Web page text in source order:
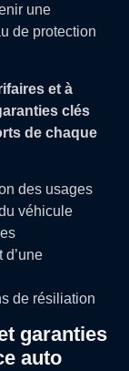
une
de protection
et à
clés
de chaque
des usages
véhicule
d’une
de résiliation
garanties
auto